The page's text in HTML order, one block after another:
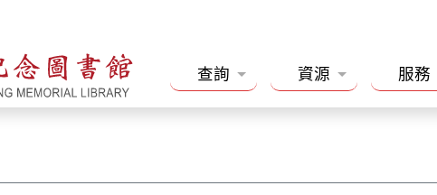
查詢 資源 服務